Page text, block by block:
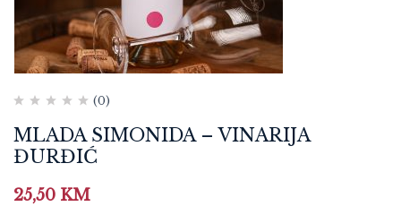
(0)
MLADA SIMONIDA – VINARIJA
ĐURĐIĆ
25,50 KM